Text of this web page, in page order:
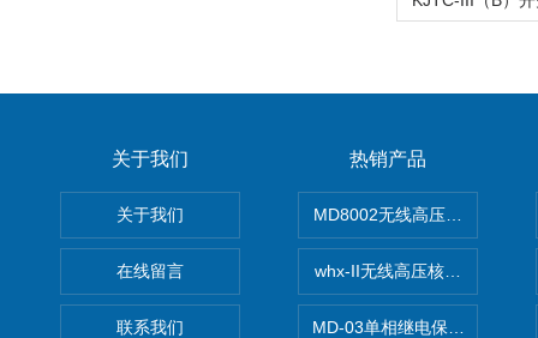
关于我们
关于我们
在线留言
联系我们
热销产品
MD8002无线高压核相仪
whx-II无线高压核相仪
MD-03单相继电保护测试仪价